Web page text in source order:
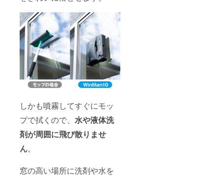
しかも噴霧してすぐにモッ
プで拭くので、 水や液体洗
剤が周囲に飛び散りませ
ん。
窓の高い場所に洗剤や水を